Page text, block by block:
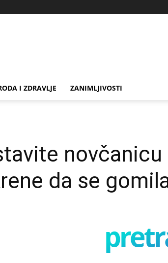
I ZDRAVLJE ZANIMLJIVOSTI
novčanicu
da se